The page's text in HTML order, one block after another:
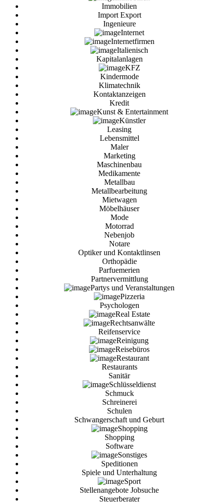
Immobilien
Import Export
Ingenieure
Internet
Internetfirmen
Italienisch
Kapitalanlagen
KFZ
Kindermode
Klimatechnik
Kontaktanzeigen
Kredit
Kunst & Entertainment
Künstler
Leasing
Lebensmittel
Maler
Marketing
Maschinenbau
Medikamente
Metallbau
Metallbearbeitung
Mietwagen
Möbelhäuser
Mode
Motorrad
Nebenjob
Notare
Optiker und Kontaktlinsen
Orthopädie
Parfuemerien
Partnervermittlung
Partys und Veranstaltungen
Pizzeria
Psychologen
Real Estate
Rechtsanwälte
Reifenservice
Reinigung
Reisebüros
Restaurant
Restaurants
Sanitär
Schlüsseldienst
Schmuck
Schreinerei
Schulen
Schwangerschaft und Geburt
Shopping
Shopping
Software
Sonstiges
Speditionen
Spiele und Unterhaltung
Sport
Stellenangebote Jobsuche
Steuerberater